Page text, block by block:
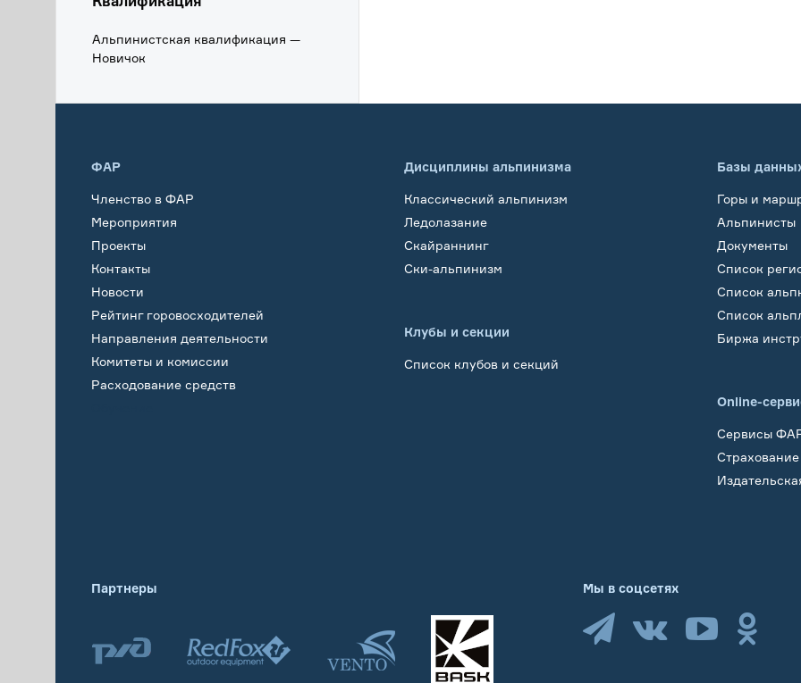
Альпинистская квалификация —
Новичок
ФАР
Членство в ФАР
Мероприятия
Проекты
Контакты
Новости
Рейтинг горовосходителей
Направления деятельности
Комитеты и комиссии
Расходование средств
Дисциплины альпинизма
Классический альпинизм
Ледолазание
Скайраннинг
Ски-альпинизм
Клубы и секции
Список клубов и секций
Базы
Горы и
Альпинисты
Документы
Список
Список
Список
Биржа
Online-
Сервисы
Страхование
Партнеры Мы в соцсетях